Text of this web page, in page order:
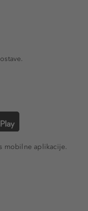
mobilne aplikacije.